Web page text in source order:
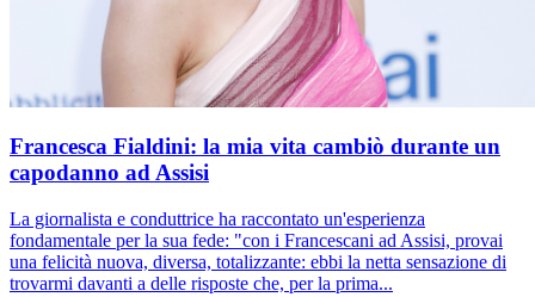
Francesca Fialdini: la mia vita cambiò durante un
capodanno ad Assisi
La giornalista e conduttrice ha raccontato un'esperienza
fondamentale per la sua fede: "con i Francescani ad Assisi, provai
una felicità nuova, diversa, totalizzante: ebbi la netta sensazione di
trovarmi davanti a delle risposte che, per la prima...